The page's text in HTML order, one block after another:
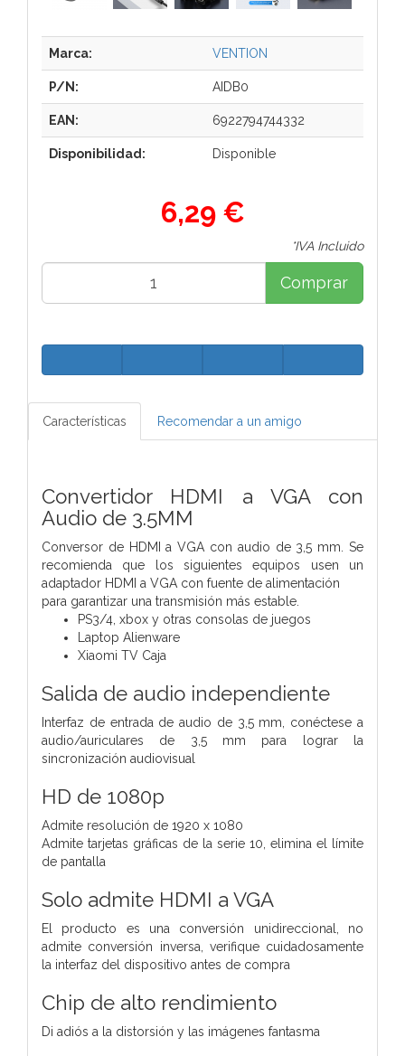
Marca: VENTION
P/N: AIDB0
EAN: 6922794744332
Disponibilidad: Disponible
6,29 €
*IVA Incluido
Comprar
Características Recomendar a un amigo
Convertidor HDMI a VGA con
Audio de 3.5MM
Conversor de HDMI a VGA con audio de 3,5 mm. Se
recomienda que los siguientes equipos usen un
adaptador HDMI a VGA con fuente de alimentación
para garantizar una transmisión más estable.
PS3/4, xbox y otras consolas de juegos
Laptop Alienware
Xiaomi TV Caja
Salida de audio independiente
Interfaz de entrada de audio de 3,5 mm, conéctese a
audio/auriculares de 3,5 mm para lograr la
sincronización audiovisual
HD de 1080p
Admite resolución de 1920 x 1080
Admite tarjetas gráficas de la serie 10, elimina el límite
de pantalla
Solo admite HDMI a VGA
El producto es una conversión unidireccional, no
admite conversión inversa, verifique cuidadosamente
la interfaz del dispositivo antes de compra
Chip de alto rendimiento
Di adiós a la distorsión y las imágenes fantasma